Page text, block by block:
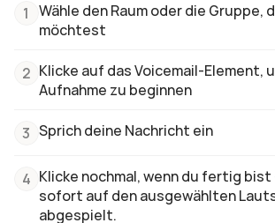
1 Wähle den Raum oder die Gruppe,
möchtest
2 Klicke auf das Voicemail-Element,
Aufnahme zu beginnen
3 Sprich deine Nachricht ein
4 Klicke nochmal, wenn du fertig
sofort auf den ausgewählten
abgespielt.